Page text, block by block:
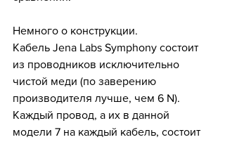
Немного о конструкции.
Кабель Jena Labs Symphony состоит
из проводников исключительно
чистой меди (по заверению
производителя лучше, чем 6 N).
Каждый провод, а их в данной
модели 7 на каждый кабель, состоит